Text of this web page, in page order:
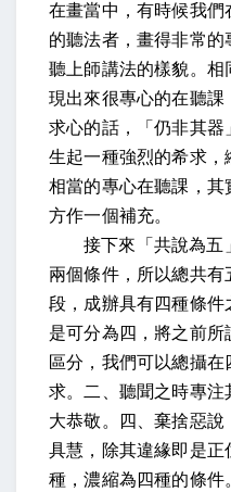
在畫當中，有時候我
的聽法者，畫得非常
聽上師講法的樣貌。相
現出來很專心的在聽
求心的話，「仍非其器
生起一種強烈的希求
相當的專心在聽課，
方作一個補充。
接下來「共說為五
兩個條件，所以總共
段，成辦具有四種條
是可分為四 ，將之前
區分，我們可以總攝
求。二、 聽聞之時專注
大恭敬 。四、棄捨惡說
具慧，除其違緣即是正
種，濃縮為四種的條